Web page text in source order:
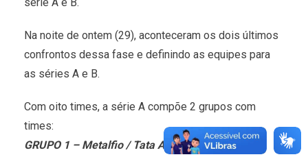
Na noite de ontem (29), aconteceram os dois últimos
confrontos dessa fase e definindo as equipes para
as séries A e B.
Com oito times, a série A compõe 2 grupos com
times:
GRUPO 1 – Metalfio / Tata Alemão – Riquinha